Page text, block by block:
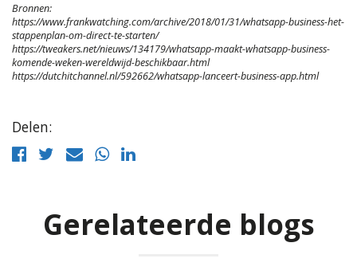
Bronnen:
https://www.frankwatching.com/archive/2018/01/31/whatsapp-business-het-
stappenplan-om-direct-te-starten/
https://tweakers.net/nieuws/134179/whatsapp-maakt-whatsapp-business-
komende-weken-wereldwijd-beschikbaar.html
https://dutchitchannel.nl/592662/whatsapp-lanceert-business-app.html
Delen:
Gerelateerde blogs